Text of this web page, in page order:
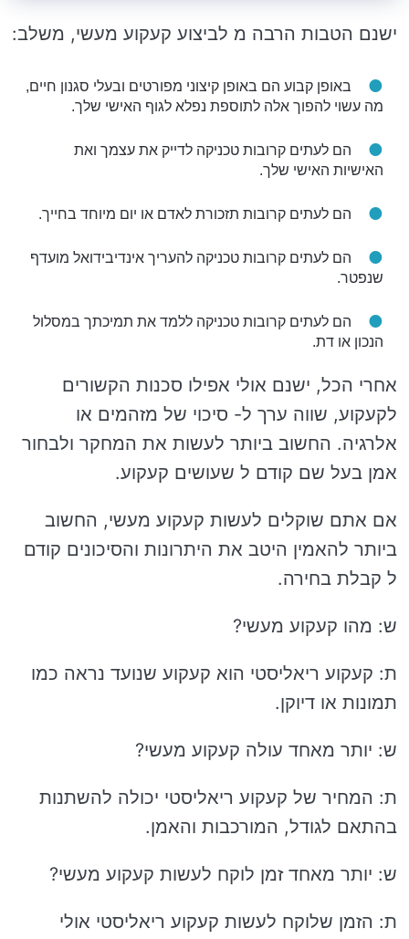
ישנם הטבות הרבה מ לביצוע קעקוע מעשי, משלב:
באופן קבוע הם באופן קיצוני מפורטים ובעלי סגנון חיים,
מה עשוי להפוך אלה לתוספת נפלא לגוף האישי שלך.
הם לעתים קרובות טכניקה לדייק את עצמך ואת
האישיות האישי שלך.
הם לעתים קרובות תזכורת לאדם או יום מיוחד בחייך.
הם לעתים קרובות טכניקה להעריך אינדיבידואל מועדף
שנפטר.
הם לעתים קרובות טכניקה ללמד את תמיכתך במסלול
הנכון או דת.
אחרי הכל, ישנם אולי אפילו סכנות הקשורים
לקעקוע, שווה ערך ל- סיכוי של מזהמים או
אלרגיה. החשוב ביותר לעשות את המחקר ולבחור
אמן בעל שם קודם ל שעושים קעקוע.
אם אתם שוקלים לעשות קעקוע מעשי, החשוב
ביותר להאמין היטב את היתרונות והסיכונים קודם
ל קבלת בחירה.
ש: מהו קעקוע מעשי?
ת: קעקוע ריאליסטי הוא קעקוע שנועד נראה כמו
תמונות או דיוקן.
ש: יותר מאחד עולה קעקוע מעשי?
ת: המחיר של קעקוע ריאליסטי יכולה להשתנות
בהתאם לגודל, המורכבות והאמן.
ש: יותר מאחד זמן לוקח לעשות קעקוע מעשי?
ת: הזמן שלוקח לעשות קעקוע ריאליסטי אולי